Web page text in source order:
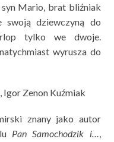
Mario, brat bliźniak
swoją dziewczyną do
tylko we dwoje.
wyrusza do
Zenon Kuźmiak
znany jako autor
Pan Samochodzik i…,